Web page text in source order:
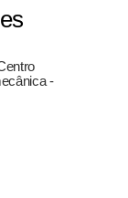
-